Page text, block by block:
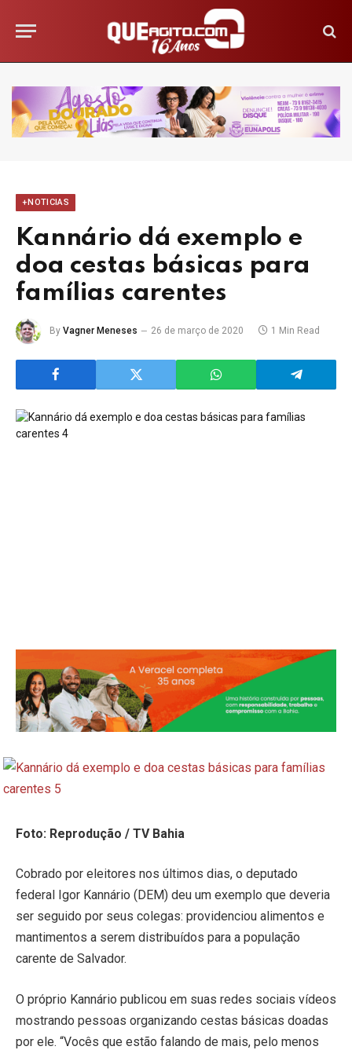
+NOTICIAS
Kannário dá exemplo e
doa cestas básicas para
famílias carentes
By Vagner Meneses 26 de março de 2020 1 Min Read
Foto: Reprodução / TV Bahia
Cobrado por eleitores nos últimos dias, o deputado
federal Igor Kannário (DEM) deu um exemplo que deveria
ser seguido por seus colegas: providenciou alimentos e
mantimentos a serem distribuídos para a população
carente de Salvador.
O próprio Kannário publicou em suas redes sociais vídeos
mostrando pessoas organizando cestas básicas doadas
por ele. “Vocês que estão falando de mais, pelo menos